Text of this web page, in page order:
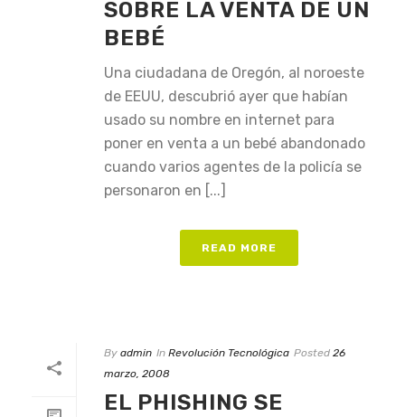
SOBRE LA VENTA DE UN
BEBÉ
Una ciudadana de Oregón, al noroeste
de EEUU, descubrió ayer que habían
usado su nombre en internet para
poner en venta a un bebé abandonado
cuando varios agentes de la policía se
personaron en [...]
READ MORE
By admin In Revolución Tecnológica Posted 26
marzo, 2008
EL PHISHING SE